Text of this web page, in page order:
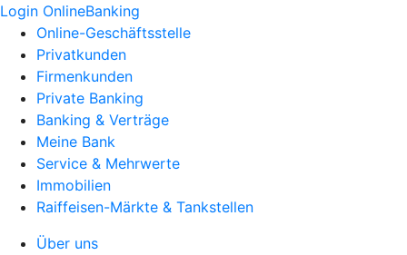
Login OnlineBanking
Online-Geschäftsstelle
Privatkunden
Firmenkunden
Private Banking
Banking & Verträge
Meine Bank
Service & Mehrwerte
Immobilien
Raiffeisen-Märkte & Tankstellen
Über uns